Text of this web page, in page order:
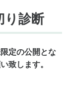
り診断
定の公開とな
致します。